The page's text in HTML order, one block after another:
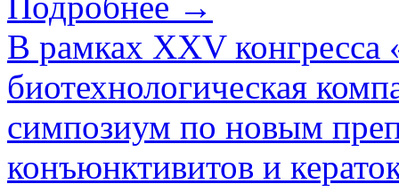
В рамках XXV конгресса
биотехнологическая
симпозиум по новым
конъюнктивитов и